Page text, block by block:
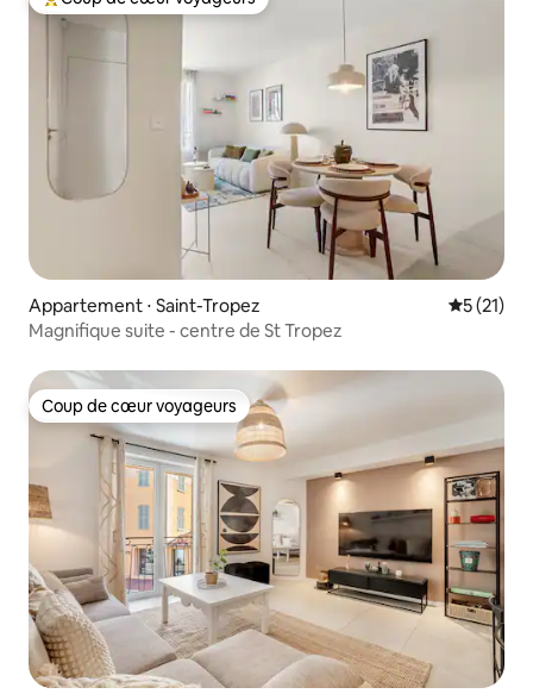
Coups de cœur voyageurs les plus appréciés
Appartement ⋅ Saint-Tropez
5 (21)
Magnifique suite - centre de St Tropez
Coup de cœur voyageurs
Coup de cœur voyageurs